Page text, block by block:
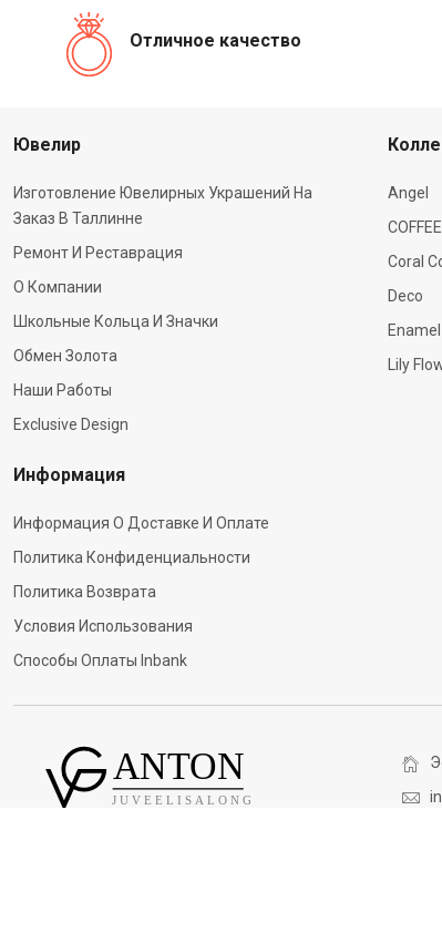
Отличное качество
Ювелир
Изготовление Ювелирных Украшений На
Заказ В Таллинне
Ремонт И Реставрация
О Компании
Школьные Кольца И Значки
Обмен Золота
Наши Работы
Exclusive Design
Информация
Информация О Доставке И Оплате
Политика Конфиденциальности
Политика Возврата
Условия Использования
Способы Оплаты Inbank
Angel
COFFEE
Coral
Deco
Enamel
Lily